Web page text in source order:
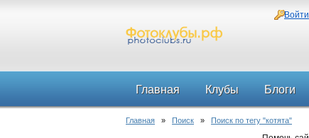
Войти
Главная Клубы Блоги
Главная » Поиск » Поиск по тегу "котята"